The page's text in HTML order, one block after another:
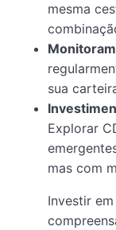
mesma
sua
Explorar
mas com
Investir